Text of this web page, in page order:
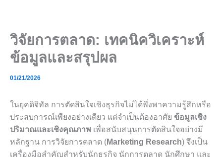
วิจัยการตลาด: เทคนิควิเคราะห์
ข้อมูลและสรุปผล
01/21/2026
ในยุคดิจิทัล การตัดสินใจเชิงธุรกิจไม่ได้พึ่งพาความรู้สึกหรือ
ประสบการณ์เพียงอย่างเดียว แต่จำเป็นต้องอาศัย ข้อมูลเชิง
ปริมาณและเชิงคุณภาพ เพื่อสนับสนุนการตัดสินใจอย่างมี
หลักฐาน การวิจัยการตลาด (Marketing Research) จึงเป็น
เครื่องมือสำคัญสำหรับนักธุรกิจ นักการตลาด นักศึกษา และ